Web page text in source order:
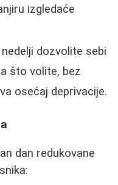
izgledaće
dozvolite sebi
što volite, bez
osećaj deprivacije.
dan redukovane